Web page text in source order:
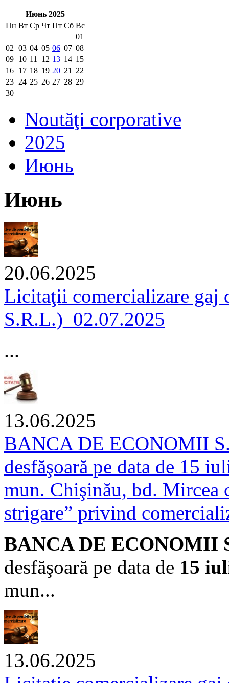
Июнь 2025
Пн Вт Ср Чт Пт Сб Вс
01
02 03 04 05 06 07 08
09 10 11 12 13 14 15
16 17 18 19 20 21
22
23 24 25 26 27 28 29
30
Noutăţi corporative
2025
Июнь
Июнь
20.06.2025
Licitaţii comercializare
S.R.L.)_02.07.2025
...
13.06.2025
BANCA DE ECONOMII
desfăşoară pe data de 15
mun. Chişinău, bd. Mircea
strigare” privind
BANCA DE ECONOMII
desfăşoară pe data de 15
mun...
13.06.2025